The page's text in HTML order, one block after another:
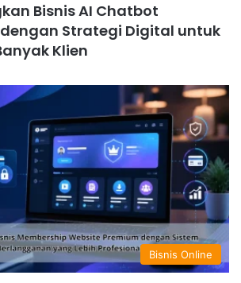
Bisnis AI Chatbot
Strategi Digital untuk
Klien
Bisnis Online